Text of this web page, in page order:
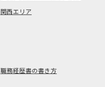
関西エリア
職務経歴書の書き方